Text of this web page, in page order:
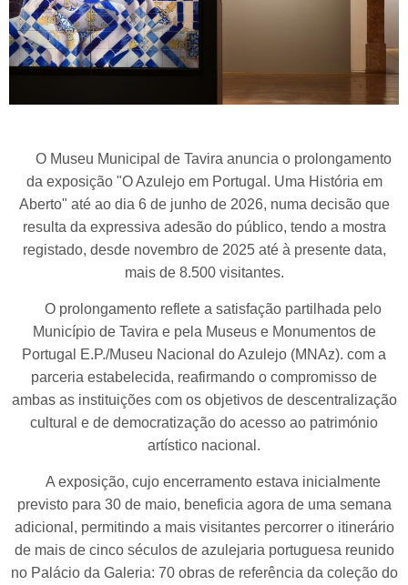
O Museu Municipal de Tavira anuncia o prolongamento
da exposição "O Azulejo em Portugal. Uma História em
Aberto" até ao dia 6 de junho de 2026, numa decisão que
resulta da expressiva adesão do público, tendo a mostra
registado, desde novembro de 2025 até à presente data,
mais de 8.500 visitantes.
O prolongamento reflete a satisfação partilhada pelo
Município de Tavira e pela Museus e Monumentos de
Portugal E.P./Museu Nacional do Azulejo (MNAz). com a
parceria estabelecida, reafirmando o compromisso de
ambas as instituições com os objetivos de descentralização
cultural e de democratização do acesso ao património
artístico nacional.
A exposição, cujo encerramento estava inicialmente
previsto para 30 de maio, beneficia agora de uma semana
adicional, permitindo a mais visitantes percorrer o itinerário
de mais de cinco séculos de azulejaria portuguesa reunido
no Palácio da Galeria: 70 obras de referência da coleção do